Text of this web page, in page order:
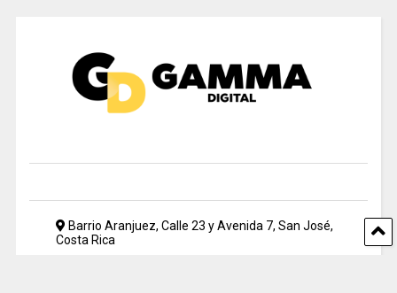
Barrio Aranjuez, Calle 23 y Avenida 7, San José,
Costa Rica